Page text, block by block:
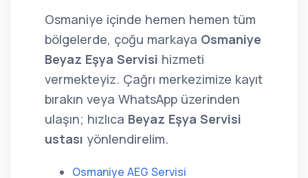
Osmaniye içinde hemen hemen tüm
bölgelerde, çoğu markaya Osmaniye
Beyaz Eşya Servisi hizmeti
vermekteyiz. Çağrı merkezimize kayıt
bırakın veya WhatsApp üzerinden
ulaşın; hızlıca Beyaz Eşya Servisi
ustası yönlendirelim.
Osmaniye AEG Servisi